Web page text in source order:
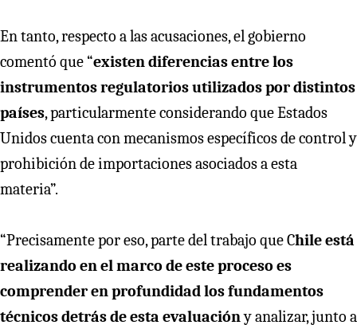
En tanto, respecto a las acusaciones, el gobierno
comentó que “existen diferencias entre los
instrumentos regulatorios utilizados por distintos
países, particularmente considerando que Estados
Unidos cuenta con mecanismos específicos de control y
prohibición de importaciones asociados a esta
materia”.
“Precisamente por eso, parte del trabajo que Chile está
realizando en el marco de este proceso es
comprender en profundidad los fundamentos
técnicos detrás de esta evaluacióny analizar, junto a